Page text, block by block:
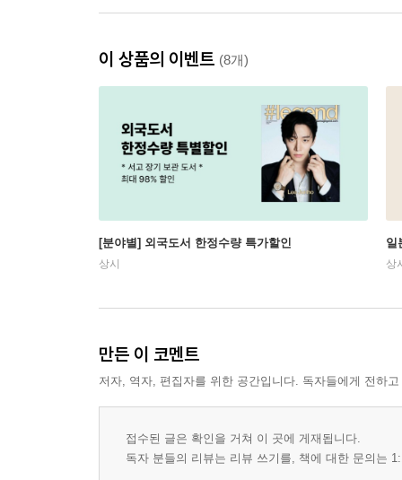
이 상품의 이벤트 (8개)
[분야별] 외국도서 한정수량 특가할인
상시
일
상
만든 이 코멘트
저자, 역자, 편집자를 위한 공간입니다. 독자들에게 전하
접수된 글은 확인을 거쳐 이 곳에 게재됩니다.
독자 분들의 리뷰는 리뷰 쓰기를, 책에 대한 문의는